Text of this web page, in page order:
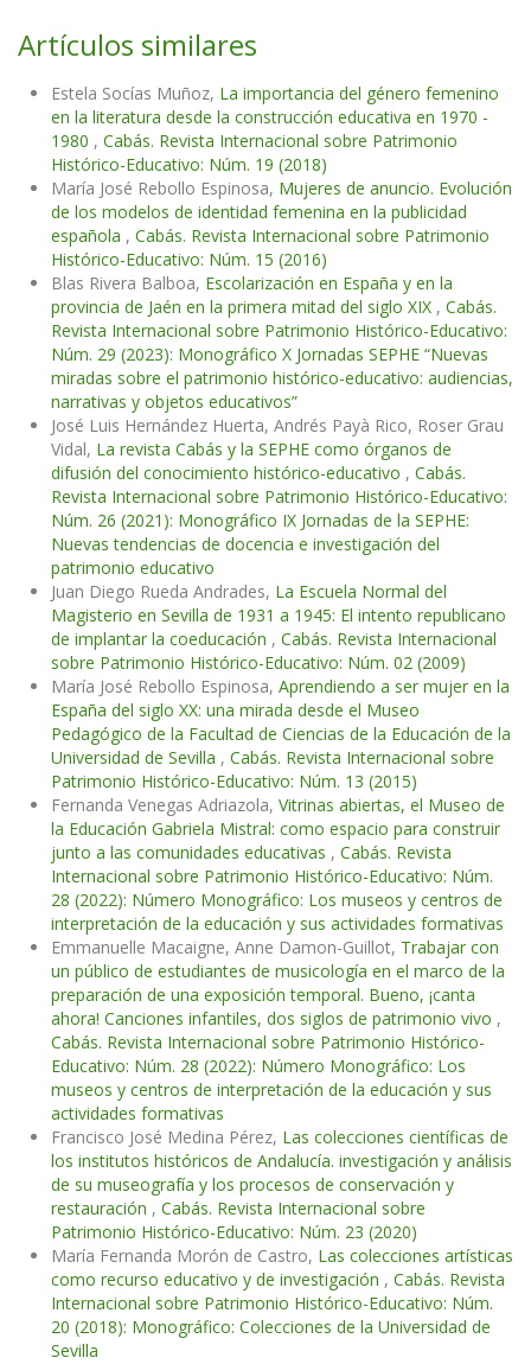
Artículos similares
Estela Socías Muñoz, La importancia del género femenino
en la literatura desde la construcción educativa en 1970 -
1980 , Cabás. Revista Internacional sobre Patrimonio
Histórico-Educativo: Núm. 19 (2018)
María José Rebollo Espinosa, Mujeres de anuncio. Evolución
de los modelos de identidad femenina en la publicidad
española , Cabás. Revista Internacional sobre Patrimonio
Histórico-Educativo: Núm. 15 (2016)
Blas Rivera Balboa, Escolarización en España y en la
provincia de Jaén en la primera mitad del siglo XIX , Cabás.
Revista Internacional sobre Patrimonio Histórico-Educativo:
Núm. 29 (2023): Monográfico X Jornadas SEPHE “Nuevas
miradas sobre el patrimonio histórico-educativo: audiencias,
narrativas y objetos educativos”
José Luis Hernández Huerta, Andrés Payà Rico, Roser Grau
Vidal, La revista Cabás y la SEPHE como órganos de
difusión del conocimiento histórico-educativo , Cabás.
Revista Internacional sobre Patrimonio Histórico-Educativo:
Núm. 26 (2021): Monográfico IX Jornadas de la SEPHE:
Nuevas tendencias de docencia e investigación del
patrimonio educativo
Juan Diego Rueda Andrades, La Escuela Normal del
Magisterio en Sevilla de 1931 a 1945: El intento republicano
de implantar la coeducación , Cabás. Revista Internacional
sobre Patrimonio Histórico-Educativo: Núm. 02 (2009)
María José Rebollo Espinosa, Aprendiendo a ser mujer en la
España del siglo XX: una mirada desde el Museo
Pedagógico de la Facultad de Ciencias de la Educación de la
Universidad de Sevilla , Cabás. Revista Internacional sobre
Patrimonio Histórico-Educativo: Núm. 13 (2015)
Fernanda Venegas Adriazola, Vitrinas abiertas, el Museo de
la Educación Gabriela Mistral: como espacio para construir
junto a las comunidades educativas , Cabás. Revista
Internacional sobre Patrimonio Histórico-Educativo: Núm.
28 (2022): Número Monográfico: Los museos y centros de
interpretación de la educación y sus actividades formativas
Emmanuelle Macaigne, Anne Damon-Guillot, Trabajar con
un público de estudiantes de musicología en el marco de la
preparación de una exposición temporal. Bueno, ¡canta
ahora! Canciones infantiles, dos siglos de patrimonio vivo ,
Cabás. Revista Internacional sobre Patrimonio Histórico-
Educativo: Núm. 28 (2022): Número Monográfico: Los
museos y centros de interpretación de la educación y sus
actividades formativas
Francisco José Medina Pérez, Las colecciones científicas de
los institutos históricos de Andalucía. investigación y análisis
de su museografía y los procesos de conservación y
restauración , Cabás. Revista Internacional sobre
Patrimonio Histórico-Educativo: Núm. 23 (2020)
María Fernanda Morón de Castro, Las colecciones artísticas
como recurso educativo y de investigación , Cabás. Revista
Internacional sobre Patrimonio Histórico-Educativo: Núm.
20 (2018): Monográfico: Colecciones de la Universidad de
Sevilla